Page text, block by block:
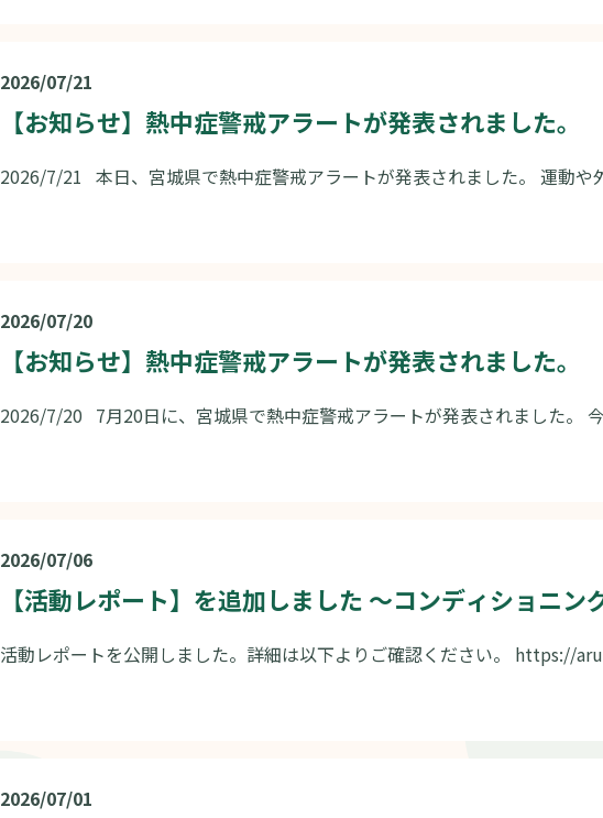
2026/07/21
【お知らせ】熱中症警戒アラートが発表されました。
2026/7/21 本日、宮城県で熱中症警戒アラートが発表されました。 運動や
2026/07/20
【お知らせ】熱中症警戒アラートが発表されました。
2026/7/20 7月20日に、宮城県で熱中症警戒アラートが発表されました。
2026/07/06
【活動レポート】を追加しました 〜コンディショニン
活動レポートを公開しました。詳細は以下よりご確認ください。 https://
2026/07/01